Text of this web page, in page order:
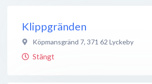
Klippgränden
Köpmansgränd 7, 371 62 Lyckeby
Stängt